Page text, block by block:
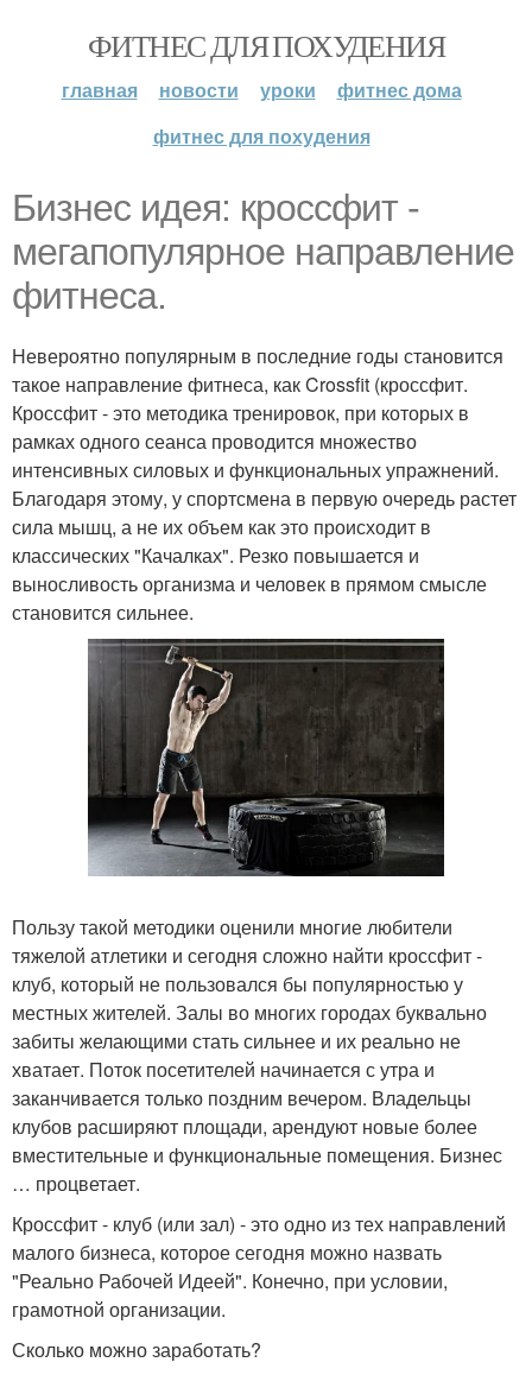
ФИТНЕС ДЛЯ ПОХУДЕНИЯ
главная новости уроки
фитнес дома
фитнес для похудения
Бизнес идея: кроссфит -
мегапопулярное направление
фитнеса.
Невероятно популярным в последние годы становится
такое направление фитнеса, как Crossfit (кроссфит.
Кроссфит - это методика тренировок, при которых в
рамках одного сеанса проводится множество
интенсивных силовых и функциональных упражнений.
Благодаря этому, у спортсмена в первую очередь растет
сила мышц, а не их объем как это происходит в
классических "Качалках". Резко повышается и
выносливость организма и человек в прямом смысле
становится сильнее.
Пользу такой методики оценили многие любители
тяжелой атлетики и сегодня сложно найти кроссфит -
клуб, который не пользовался бы популярностью у
местных жителей. Залы во многих городах буквально
забиты желающими стать сильнее и их реально не
хватает. Поток посетителей начинается с утра и
заканчивается только поздним вечером. Владельцы
клубов расширяют площади, арендуют новые более
вместительные и функциональные помещения. Бизнес
… процветает.
Кроссфит - клуб (или зал) - это одно из тех направлений
малого бизнеса, которое сегодня можно назвать
"Реально Рабочей Идеей". Конечно, при условии,
грамотной организации.
Сколько можно заработать?